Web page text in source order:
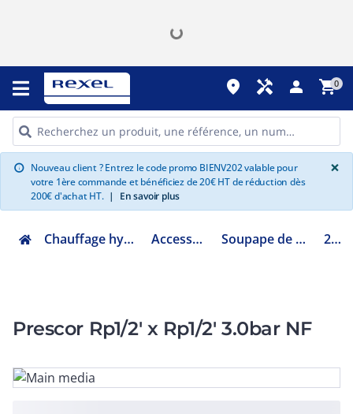
place handyman person shopping_cart0
info Nouveau client ? Entrez le code promo BIENV202 valable pour
votre 1ère commande et bénéficiez de 20€ HT de réduction dès
200€ d'achat HT. | En savoir plus
×
Chauffage hydraulique et plomberie Accessoires chaufferie Soupape de sûreté et différentielle 27609
Prescor Rp1/2' x Rp1/2' 3.0bar NF